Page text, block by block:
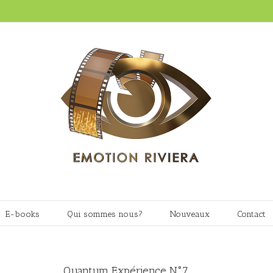
E-books Qui sommes nous? Nouveaux Contact